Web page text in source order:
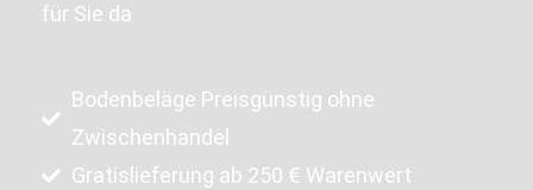
für Sie da
Bodenbeläge Preisgünstig ohne
Zwischenhandel
Gratislieferung ab 250 € Warenwert